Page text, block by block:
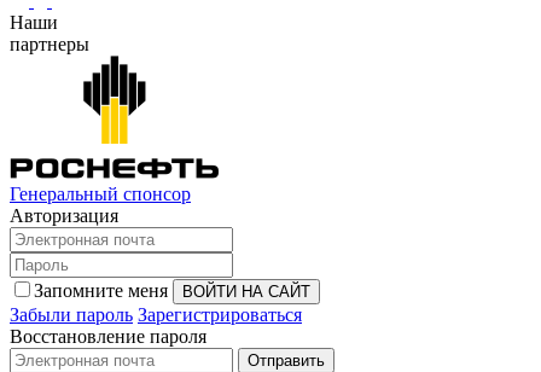
Наши
партнеры
Генеральный спонсор
Авторизация
Запомните меня
Забыли пароль Зарегистрироваться
Восстановление пароля